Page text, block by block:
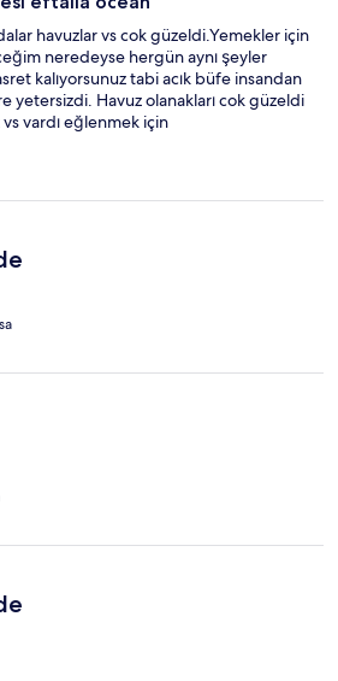
havuzlar vs cok güzeldi.Yemekler için
neredeyse hergün aynı şeyler
kalıyorsunuz tabi acık büfe insandan
yetersizdi. Havuz olanakları cok güzeldi
vs vardı eğlenmek için
herşey iyi vakit geçirdik he bir de
cindi gerisi fasa fiso yani açık büfe ve